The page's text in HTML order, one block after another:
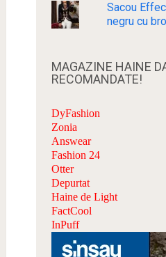
Sacou
negru cu
MAGAZINE HAINE
RECOMANDATE!
DyFashion
Zonia
Answear
Fashion 24
Otter
Depurtat
Haine de Light
FactCool
InPuff